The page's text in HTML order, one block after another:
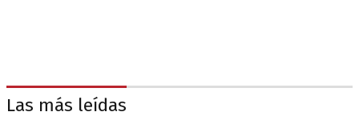
Las más leídas